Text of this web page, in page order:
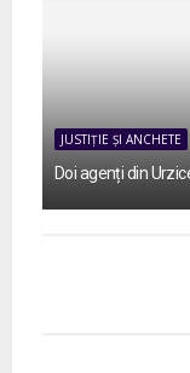
JUSTIȚIE ȘI ANCHETE
Doi agenți din